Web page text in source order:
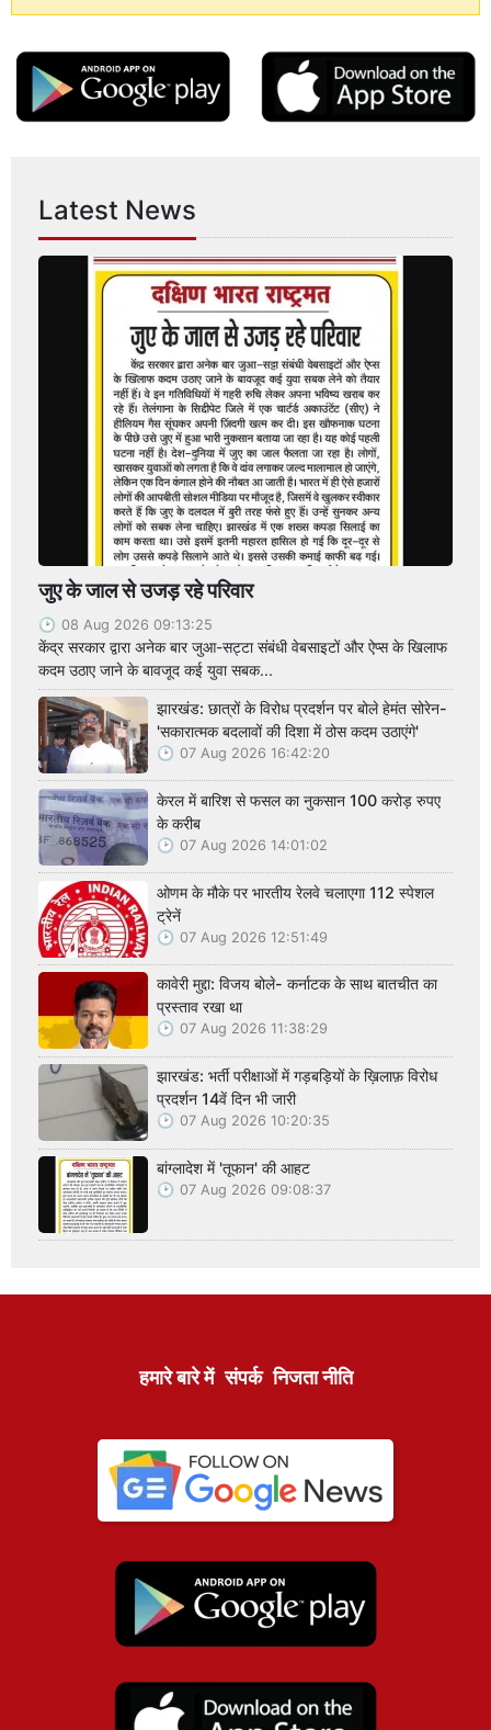
Latest News
जुए के जाल से उजड़ रहे परिवार
08 Aug 2026 09:13:25
केंद्र सरकार द्वारा अनेक बार जुआ-सट्टा संबंधी वेबसाइटों और ऐप्स के खिलाफ
कदम उठाए जाने के बावजूद कई युवा सबक...
झारखंड: छात्रों के विरोध प्रदर्शन पर बोले हेमंत सोरेन-
'सकारात्मक बदलावों की दिशा में ठोस कदम उठाएंगे'
07 Aug 2026 16:42:20
केरल में बारिश से फसल का नुकसान 100 करोड़ रुपए
के करीब
07 Aug 2026 14:01:02
ओणम के मौके पर भारतीय रेलवे चलाएगा 112 स्पेशल
ट्रेनें
07 Aug 2026 12:51:49
कावेरी मुद्दा: विजय बोले- कर्नाटक के साथ बातचीत का
प्रस्ताव रखा था
07 Aug 2026 11:38:29
झारखंड: भर्ती परीक्षाओं में गड़बड़ियों के ख़िलाफ़ विरोध
प्रदर्शन 14वें दिन भी जारी
07 Aug 2026 10:20:35
बांग्लादेश में 'तूफान' की आहट
07 Aug 2026 09:08:37
हमारे बारे में संपर्क निजता नीति